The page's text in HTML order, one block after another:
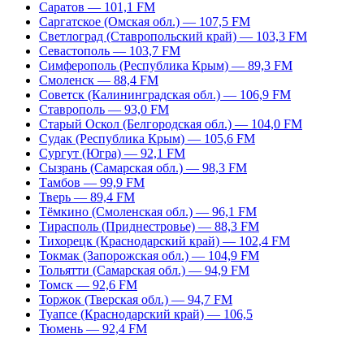
Саратов — 101,1 FM
Саргатское (Омская обл.) — 107,5 FM
Светлоград (Ставропольский край) — 103,3 FM
Севастополь — 103,7 FM
Симферополь (Республика Крым) — 89,3 FM
Смоленск — 88,4 FM
Советск (Калининградская обл.) — 106,9 FM
Ставрополь — 93,0 FM
Старый Оскол (Белгородская обл.) — 104,0 FM
Судак (Республика Крым) — 105,6 FM
Сургут (Югра) — 92,1 FM
Сызрань (Самарская обл.) — 98,3 FM
Тамбов — 99,9 FM
Тверь — 89,4 FM
Тёмкино (Смоленская обл.) — 96,1 FM
Тирасполь (Приднестровье) — 88,3 FM
Тихорецк (Краснодарский край) — 102,4 FM
Токмак (Запорожская обл.) — 104,9 FM
Тольятти (Самарская обл.) — 94,9 FM
Томск — 92,6 FM
Торжок (Тверская обл.) — 94,7 FM
Туапсе (Краснодарский край) — 106,5
Тюмень — 92,4 FM